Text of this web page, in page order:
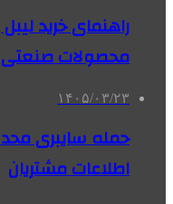
راهنمای خرید
محصولات صنعتی
۱۴۰۵/۰۳/۲۳
حمله سایبری
اطلاعات مشتریان